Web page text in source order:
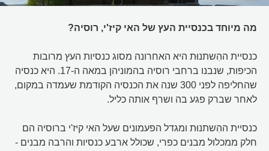
מה מיוחד בכנסיית העץ של האי קיז'י, רוסיה?
כנסיית ההִשתנוּת היא האחרונה מסוג כנסיות העץ מרובות
הכיפות, שנבנו ברחבי רוסיה בהמוניהן במאה ה-17. היא כנסיה
שהחליפה לפני 300 שנה את הכנסיה הקודמת שעמדה במקום,
לאחר שברק פגע בה ושרף אותה כליל.
כנסיית ההִשתנוּת ומגדל הפעמונים שעל האי קיז'י ברוסיה הם
חלק ממכלול מבנים כפרי, שכולל ארבע כנסיות והרבה מבנים -